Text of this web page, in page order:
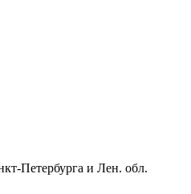
Петербурга и Лен. обл.